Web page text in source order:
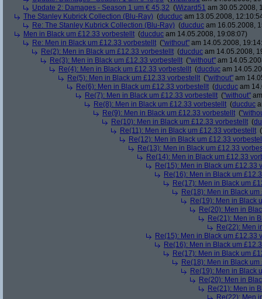
Update 2: Damages - Season 1 um € 45,32 (Wizard51 am 30.05.2008,
The Stanley Kubrick Collection (Blu-Ray) (ducduc am 13.05.2008,
Re: The Stanley Kubrick Collection (Blu-Ray) (ducduc am 16.05.2008,
Men in Black um £12.33 vorbestellt (ducduc am 14.05.2008, 19:08:07)
Re: Men in Black um £12.33 vorbestellt ("without" am 14.05.2008,
Re(2): Men in Black um £12.33 vorbestellt (ducduc am 14.05.2008,
Re(3): Men in Black um £12.33 vorbestellt ("without" am
Re(4): Men in Black um £12.33 vorbestellt (ducduc am
Re(5): Men in Black um £12.33 vorbestellt ("without" am
Re(6): Men in Black um £12.33 vorbestellt (ducduc am
Re(7): Men in Black um £12.33 vorbestellt ("without"
Re(8): Men in Black um £12.33 vorbestellt (ducduc
Re(9): Men in Black um £12.33 vorbestellt (
Re(10): Men in Black um £12.33 vorbestellt (
Re(11): Men in Black um £12.33 vorbestellt (
Re(12): Men in Black um £12.33
Re(13): Men in Black um £12.33
Re(14): Men in Black um £12.33
Re(15): Men in Black um £12.33
Re(16): Men in Black um
Re(17): Men in Black um
Re(18): Men in Black
Re(19): Men in Black
Re(20): Men in
Re(21): Men in
Re(22): Men
Re(15): Men in Black um £12.33
Re(16): Men in Black um
Re(17): Men in Black um
Re(18): Men in Black
Re(19): Men in Black
Re(20): Men in
Re(21): Men in
Re(22): Men